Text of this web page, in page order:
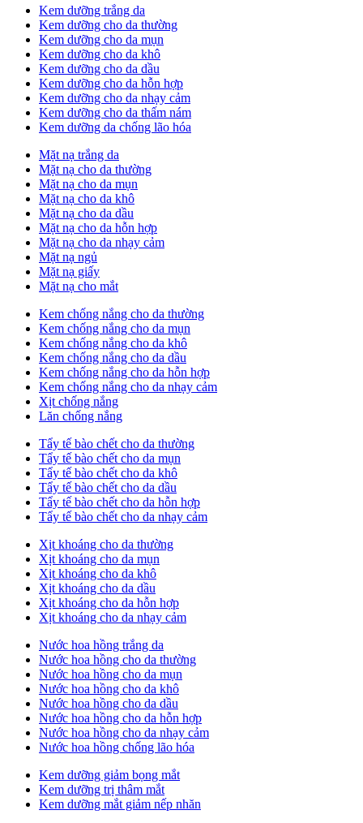
Kem dưỡng trắng da
Kem dưỡng cho da thường
Kem dưỡng cho da mụn
Kem dưỡng cho da khô
Kem dưỡng cho da dầu
Kem dưỡng cho da hỗn hợp
Kem dưỡng cho da nhạy cảm
Kem dưỡng cho da thấm nám
Kem dưỡng da chống lão hóa
Mặt nạ trắng da
Mặt nạ cho da thường
Mặt nạ cho da mụn
Mặt nạ cho da khô
Mặt nạ cho da dầu
Mặt nạ cho da hỗn hợp
Mặt nạ cho da nhạy cảm
Mặt nạ ngủ
Mặt nạ giấy
Mặt nạ cho mắt
Kem chống nắng cho da thường
Kem chống nắng cho da mụn
Kem chống nắng cho da khô
Kem chống nắng cho da dầu
Kem chống nắng cho da hỗn hợp
Kem chống nắng cho da nhạy cảm
Xịt chống nắng
Lăn chống nắng
Tẩy tế bào chết cho da thường
Tẩy tế bào chết cho da mụn
Tẩy tế bào chết cho da khô
Tẩy tế bào chết cho da dầu
Tẩy tế bào chết cho da hỗn hợp
Tẩy tế bào chết cho da nhạy cảm
Xịt khoáng cho da thường
Xịt khoáng cho da mụn
Xịt khoáng cho da khô
Xịt khoáng cho da dầu
Xịt khoáng cho da hỗn hợp
Xịt khoáng cho da nhạy cảm
Nước hoa hồng trắng da
Nước hoa hồng cho da thường
Nước hoa hồng cho da mụn
Nước hoa hồng cho da khô
Nước hoa hồng cho da dầu
Nước hoa hồng cho da hỗn hợp
Nước hoa hồng cho da nhạy cảm
Nước hoa hồng chống lão hóa
Kem dưỡng giảm bọng mắt
Kem dưỡng trị thâm mắt
Kem dưỡng mắt giảm nếp nhăn